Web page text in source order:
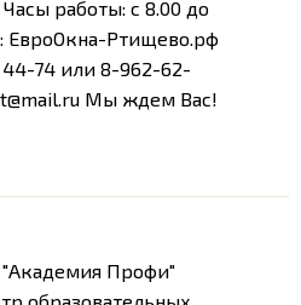
Часы работы: с 8.00 до
ЕвроОкна-Ртищево.рф
74 или 8-962-62-
Мы ждем Вас!
"Академия Профи"